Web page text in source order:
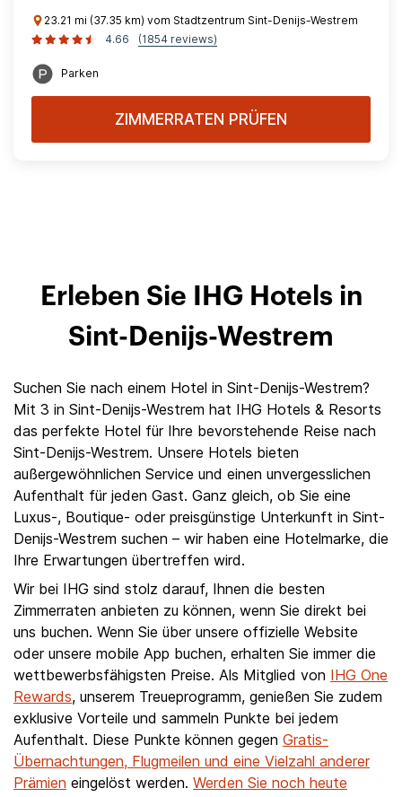
23.21 mi (37.35 km) vom Stadtzentrum Sint-Denijs-Westrem
4.66
(1854 reviews)
Parken
ZIMMERRATEN PRÜFEN
Erleben Sie IHG Hotels in
Sint-Denijs-Westrem
Suchen Sie nach einem Hotel in Sint-Denijs-Westrem?
Mit 3 in Sint-Denijs-Westrem hat IHG Hotels & Resorts
das perfekte Hotel für Ihre bevorstehende Reise nach
Sint-Denijs-Westrem. Unsere Hotels bieten
außergewöhnlichen Service und einen unvergesslichen
Aufenthalt für jeden Gast. Ganz gleich, ob Sie eine
Luxus-, Boutique- oder preisgünstige Unterkunft in Sint-
Denijs-Westrem suchen – wir haben eine Hotelmarke, die
Ihre Erwartungen übertreffen wird.
Wir bei IHG sind stolz darauf, Ihnen die besten
Zimmerraten anbieten zu können, wenn Sie direkt bei
uns buchen. Wenn Sie über unsere offizielle Website
oder unsere mobile App buchen, erhalten Sie immer die
wettbewerbsfähigsten Preise. Als Mitglied von IHG One
Rewards, unserem Treueprogramm, genießen Sie zudem
exklusive Vorteile und sammeln Punkte bei jedem
Aufenthalt. Diese Punkte können gegen Gratis-
Übernachtungen, Flugmeilen und eine Vielzahl anderer
Prämien eingelöst werden. Werden Sie noch heute